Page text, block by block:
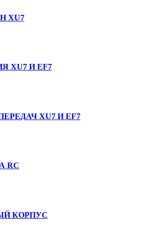
XU7
XU7 И EF7
XU7 И EF7
RC
КОРПУС